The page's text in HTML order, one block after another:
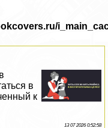
в
к
13 07 2026 0:52:58